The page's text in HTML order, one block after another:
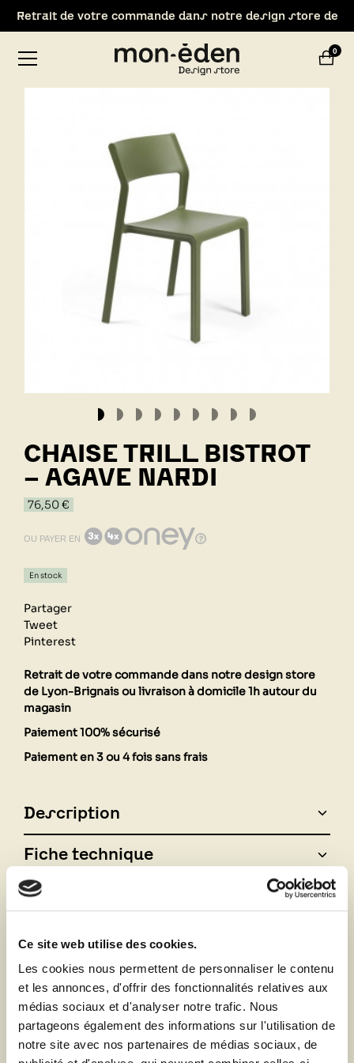
Ce site web utilise des cookies.
Les cookies nous permettent de personnaliser le contenu
et les annonces, d'offrir des fonctionnalités relatives aux
médias sociaux et d'analyser notre trafic. Nous
partageons également des informations sur l'utilisation de
notre site avec nos partenaires de médias sociaux, de
CHAISE TRILL BISTROT
- AGAVE NARDI
76,50 €
OU PAYER EN
En stock
Partager
Tweet
Pinterest
Retrait de votre commande dans notre design store
de Lyon-Brignais ou livraison à domicile 1h autour du
magasin
Paiement 100% sécurisé
Paiement en 3 ou 4 fois sans frais
Description
Fiche technique
Retrait de votre commande dans notre design store de
Lyon-Brignais 0